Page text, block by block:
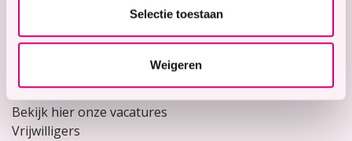
Selectie toestaan
Weigeren
Voor verwijzers
Werken bij
Bekijk hier onze vacatures
Vrijwilligers